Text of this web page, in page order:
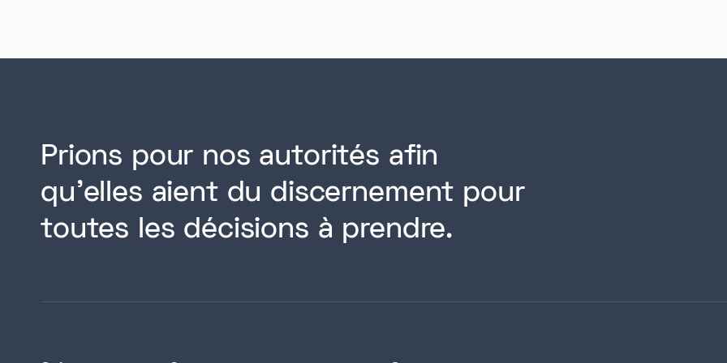
Prions pour nos autorités afin
qu'elles aient du discernement pour
toutes les décisions à prendre.